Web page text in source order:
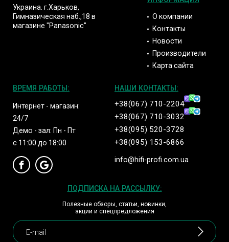
Украина. г.Харьков,
Гимназическая наб.,18 в
магазине "Panasonic"
О компании
Контакты
Новости
Производители
Карта сайта
ВРЕМЯ РАБОТЫ:
Интернет - магазин:
24/7
Демо - зал: Пн - Пт
с 11:00 до 18:00
НАШИ КОНТАКТЫ:
+38(067) 710-2204
+38(067) 710-3032
+38(095) 520-3728
+38(095) 153-6866
info@hifi-profi.com.ua
ПОДПИСКА НА РАССЫЛКУ:
Полезные обзоры, статьи, новинки,
акции и спецпредложения